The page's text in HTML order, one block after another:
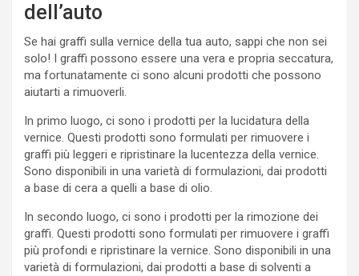
dell’auto
Se hai graffi sulla vernice della tua auto, sappi che non sei
solo! I graffi possono essere una vera e propria seccatura,
ma fortunatamente ci sono alcuni prodotti che possono
aiutarti a rimuoverli.
In primo luogo, ci sono i prodotti per la lucidatura della
vernice. Questi prodotti sono formulati per rimuovere i
graffi più leggeri e ripristinare la lucentezza della vernice.
Sono disponibili in una varietà di formulazioni, dai prodotti
a base di cera a quelli a base di olio.
In secondo luogo, ci sono i prodotti per la rimozione dei
graffi. Questi prodotti sono formulati per rimuovere i graffi
più profondi e ripristinare la vernice. Sono disponibili in una
varietà di formulazioni, dai prodotti a base di solventi a